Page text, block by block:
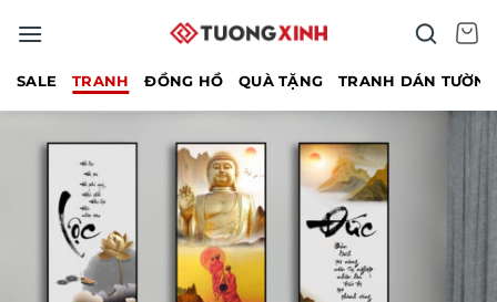
qua
SALE TRANH ĐỒNG HỒ QUÀ TẶNG TRANH DÁN